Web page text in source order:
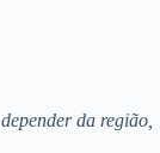
da região,